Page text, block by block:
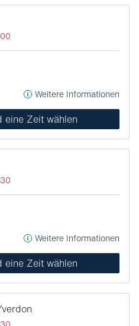
Weitere Informationen
eine Zeit wählen
Weitere Informationen
eine Zeit wählen